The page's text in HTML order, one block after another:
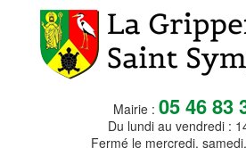
Mairie : 05 46 83
Du lundi au vendredi :
Fermé le mercredi,